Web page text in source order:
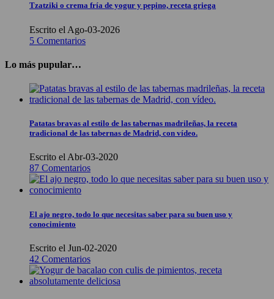
Tzatziki o crema fría de yogur y pepino, receta griega
Escrito el Ago-03-2026
5 Comentarios
Lo más pupular…
Patatas bravas al estilo de las tabernas madrileñas, la receta
tradicional de las tabernas de Madrid, con vídeo.
Escrito el Abr-03-2020
87 Comentarios
El ajo negro, todo lo que necesitas saber para su buen uso y
conocimiento
Escrito el Jun-02-2020
42 Comentarios